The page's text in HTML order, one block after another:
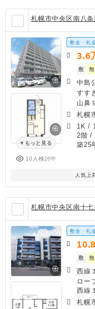
札幌市中央区南八
もっと見る
10人検討中
敷金・礼
3.6
敷
中島
すす
山鼻
札幌
1K /
2階 /
築25
人気上
札幌市中央区南十
敷金・礼
敷
西線
ロー
西線
札幌